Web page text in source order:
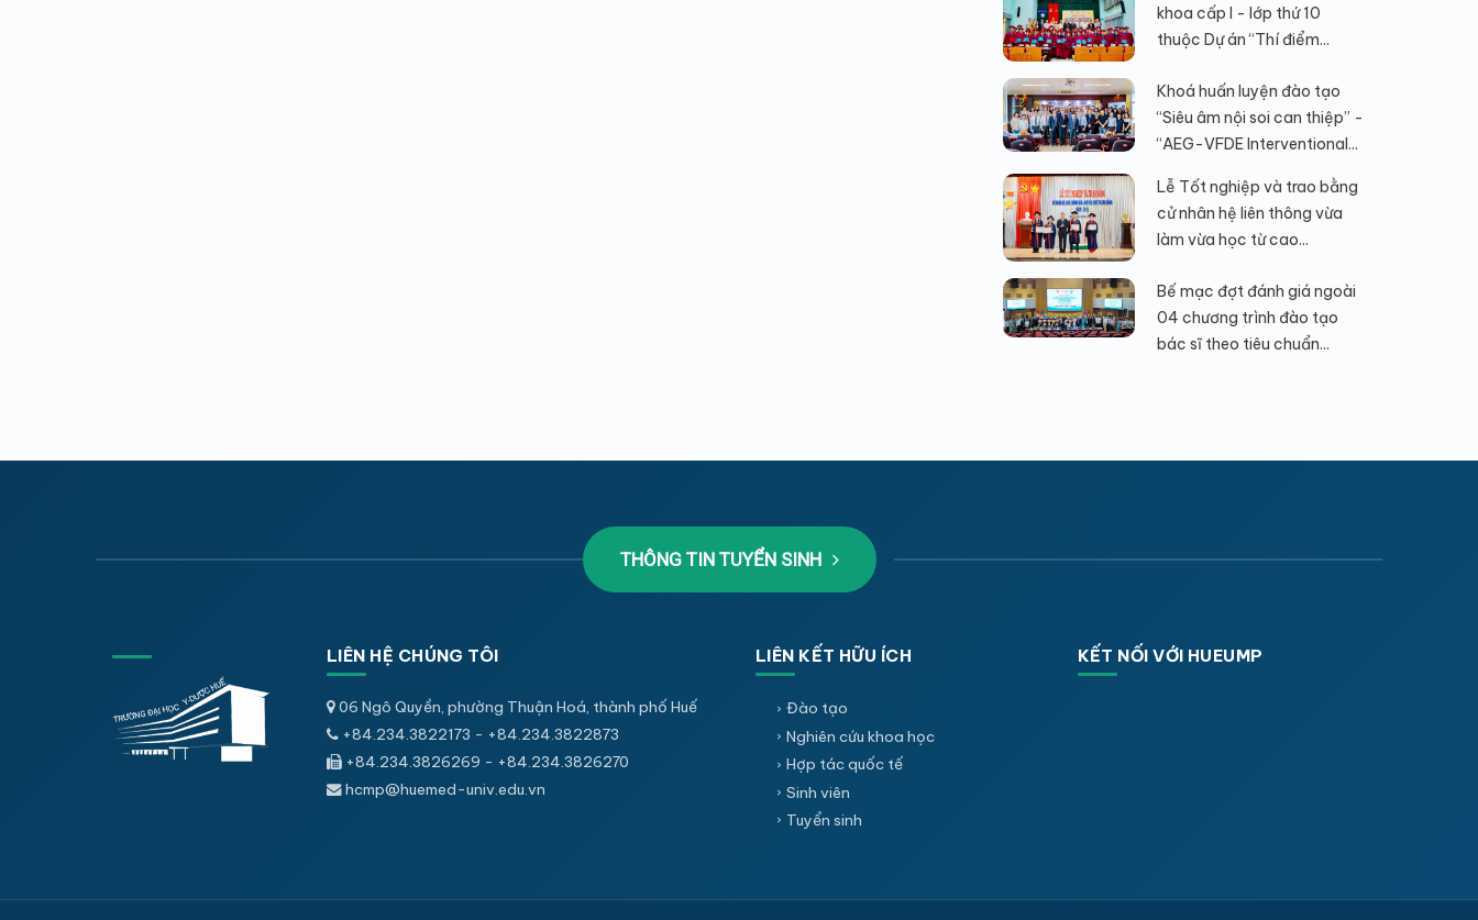
khoa cấp I - lớp thứ 10
thuộc Dự án “Thí điểm...
Khoá huấn luyện đào tạo
“Siêu âm nội soi can thiệp” -
“AEG-VFDE Interventional...
Lễ Tốt nghiệp và trao bằng
cử nhân hệ liên thông vừa
làm vừa học từ cao...
Bế mạc đợt đánh giá ngoài
04 chương trình đào tạo
bác sĩ theo tiêu chuẩn...
THÔNG TIN TUYỂN SINH
LIÊN HỆ CHÚNG TÔI
06 Ngô Quyền, phường Thuận Hoá, thành phố Huế
+84.234.3822173 - +84.234.3822873
+84.234.3826269 - +84.234.3826270
hcmp@huemed-univ.edu.vn
LIÊN KẾT HỮU ÍCH
Đào tạo
Nghiên cứu khoa học
Hợp tác quốc tế
Sinh viên
Tuyển sinh
KẾT NỐI VỚI HUEUMP